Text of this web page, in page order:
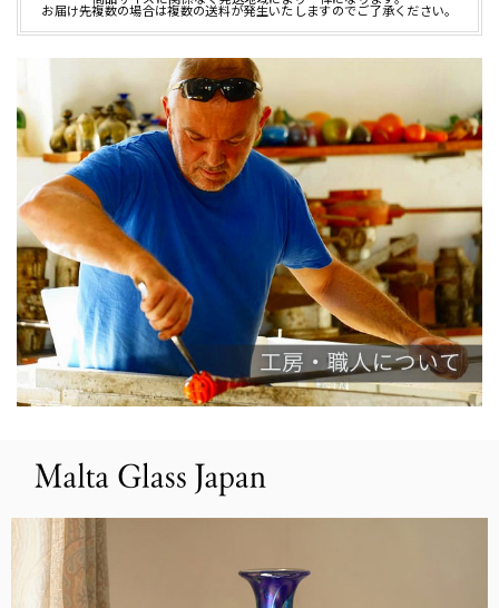
お届け先複数の場合は複数の送料が発生いたしますのでご了承ください。